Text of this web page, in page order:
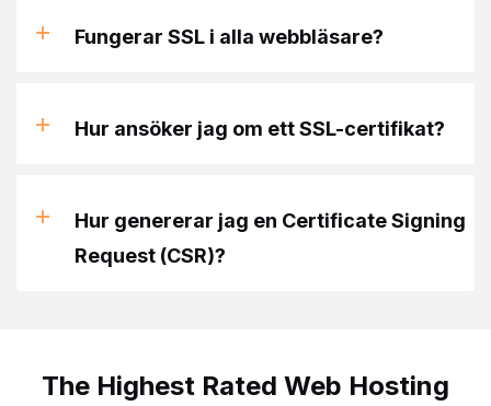
Fungerar SSL i alla webbläsare?
Hur ansöker jag om ett SSL-certifikat?
Hur genererar jag en Certificate Signing
Request (CSR)?
The Highest Rated Web Hosting